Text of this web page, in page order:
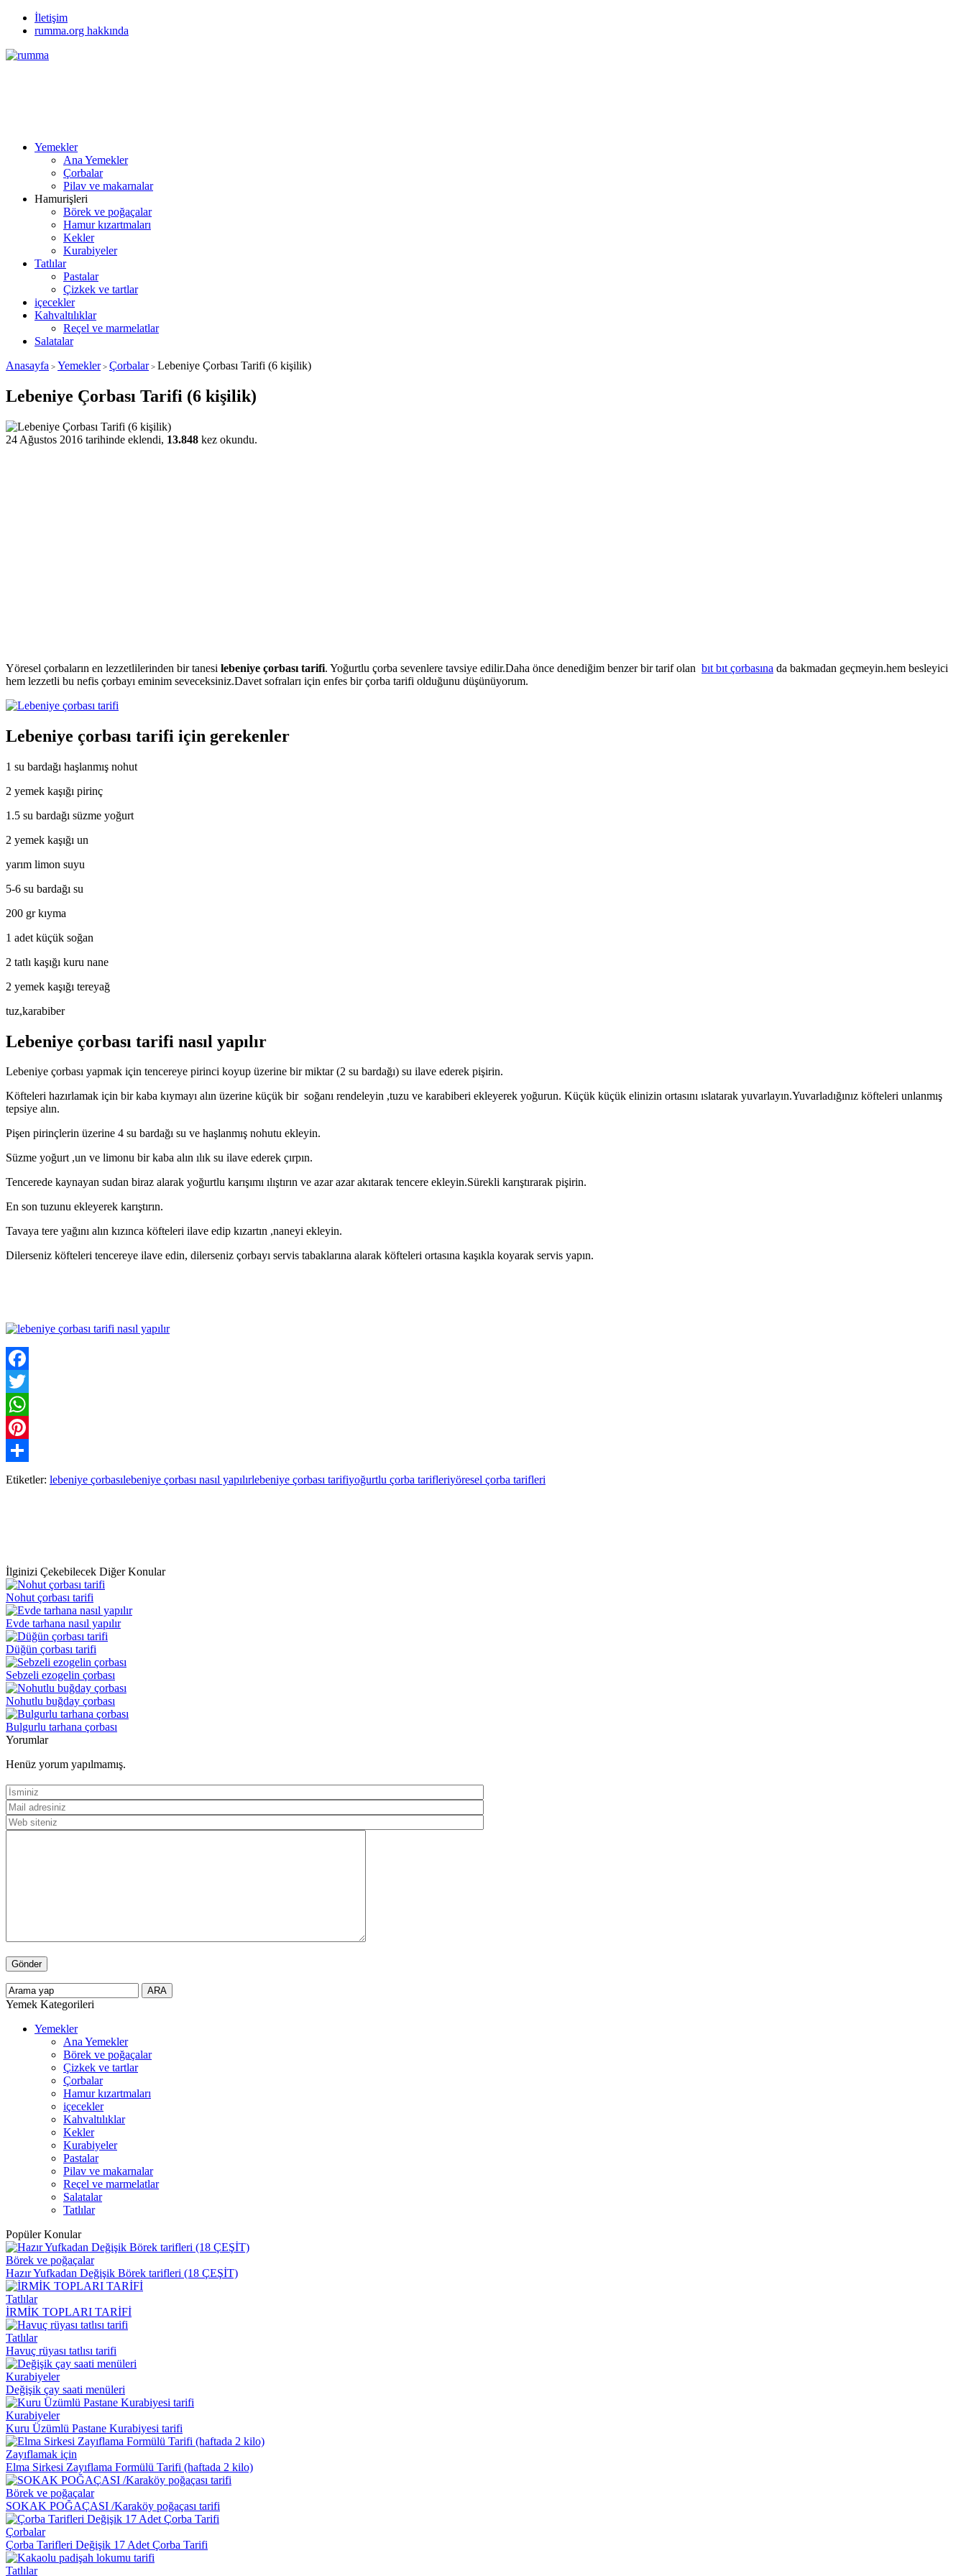
İletişim
rumma.org hakkında
Yemekler
Ana Yemekler
Çorbalar
Pilav ve makarnalar
Hamurişleri
Börek ve poğaçalar
Hamur kızartmaları
Kekler
Kurabiyeler
Tatlılar
Pastalar
Çizkek ve tartlar
içecekler
Kahvaltılıklar
Reçel ve marmelatlar
Salatalar
Anasayfa > Yemekler> Çorbalar> Lebeniye Çorbası Tarifi (6 kişilik)
Lebeniye Çorbası Tarifi (6 kişilik)
24 Ağustos 2016 tarihinde eklendi, 13.848 kez okundu.
Yöresel çorbaların en lezzetlilerinden bir tanesi lebeniye çorbası tarifi. Yoğurtlu çorba sevenlere tavsiye edilir.Daha önce denediğim benzer bir tarif olan bıt bıt çorbasına da bakmadan geçmeyin.hem besleyici
hem lezzetli bu nefis çorbayı eminim seveceksiniz.Davet sofraları için enfes bir çorba tarifi olduğunu düşünüyorum.
Lebeniye çorbası tarifi için gerekenler
1 su bardağı haşlanmış nohut
2 yemek kaşığı pirinç
1.5 su bardağı süzme yoğurt
2 yemek kaşığı un
yarım limon suyu
5-6 su bardağı su
200 gr kıyma
1 adet küçük soğan
2 tatlı kaşığı kuru nane
2 yemek kaşığı tereyağ
tuz,karabiber
Lebeniye çorbası tarifi nasıl yapılır
Lebeniye çorbası yapmak için tencereye pirinci koyup üzerine bir miktar (2 su bardağı) su ilave ederek pişirin.
Köfteleri hazırlamak için bir kaba kıymayı alın üzerine küçük bir soğanı rendeleyin ,tuzu ve karabiberi ekleyerek yoğurun. Küçük küçük elinizin ortasını ıslatarak yuvarlayın.Yuvarladığınız köfteleri unlanmış
tepsiye alın.
Pişen pirinçlerin üzerine 4 su bardağı su ve haşlanmış nohutu ekleyin.
Süzme yoğurt ,un ve limonu bir kaba alın ılık su ilave ederek çırpın.
Tencerede kaynayan sudan biraz alarak yoğurtlu karışımı ılıştırın ve azar azar akıtarak tencere ekleyin.Sürekli karıştırarak pişirin.
En son tuzunu ekleyerek karıştırın.
Tavaya tere yağını alın kızınca köfteleri ilave edip kızartın ,naneyi ekleyin.
Dilerseniz köfteleri tencereye ilave edin, dilerseniz çorbayı servis tabaklarına alarak köfteleri ortasına kaşıkla koyarak servis yapın.
Facebook
Twitter
WhatsApp
Pinterest
Paylaş
Etiketler: lebeniye çorbasılebeniye çorbası nasıl yapılırlebeniye çorbası tarifiyoğurtlu çorba tarifleriyöresel çorba tarifleri
İlginizi Çekebilecek Diğer Konular
Nohut çorbası tarifi
Evde tarhana nasıl yapılır
Düğün çorbası tarifi
Sebzeli ezogelin çorbası
Nohutlu buğday çorbası
Bulgurlu tarhana çorbası
Yorumlar
Henüz yorum yapılmamış.
Yemek Kategorileri
Yemekler
Ana Yemekler
Börek ve poğaçalar
Çizkek ve tartlar
Çorbalar
Hamur kızartmaları
içecekler
Kahvaltılıklar
Kekler
Kurabiyeler
Pastalar
Pilav ve makarnalar
Reçel ve marmelatlar
Salatalar
Tatlılar
Popüler Konular
Börek ve poğaçalar
Hazır Yufkadan Değişik Börek tarifleri (18 ÇEŞİT)
Tatlılar
İRMİK TOPLARI TARİFİ
Tatlılar
Havuç rüyası tatlısı tarifi
Kurabiyeler
Değişik çay saati menüleri
Kurabiyeler
Kuru Üzümlü Pastane Kurabiyesi tarifi
Zayıflamak için
Elma Sirkesi Zayıflama Formülü Tarifi (haftada 2 kilo)
Börek ve poğaçalar
SOKAK POĞAÇASI /Karaköy poğaçası tarifi
Çorbalar
Çorba Tarifleri Değişik 17 Adet Çorba Tarifi
Tatlılar